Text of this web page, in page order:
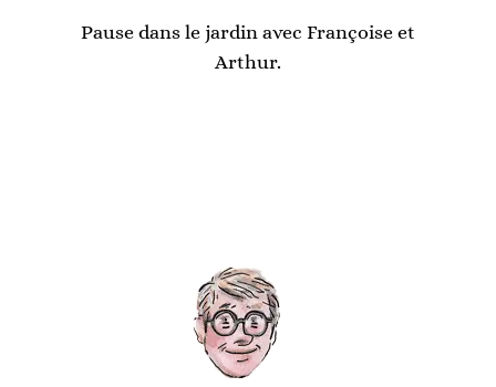
Pause dans le jardin avec Françoise et
Arthur.